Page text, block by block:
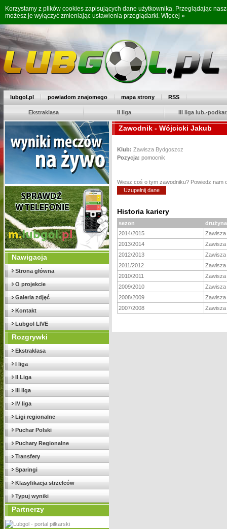
Korzystamy z plików cookies zapisujących dane użytkownika. Przeglądając
możesz je wyłączyć zmieniając ustawienia przeglądarki. Więcej »
lubgol.pl powiadom znajomego mapa strony RSS
Ekstraklasa II liga III liga lub.-
Nawigacja
Strona główna
O projekcie
Galeria zdjęć
Kontakt
Lubgol LIVE
Rozgrywki
Ekstraklasa
I liga
II Liga
III liga
IV liga
Ligi regionalne
Puchar Polski
Puchary Regionalne
Transfery
Sparingi
Klasyfikacja strzelców
Typuj wyniki
Partnerzy
Zawodnik - Wójcicki Jakub
Klub: Zawisza Bydgoszcz
Pozycja: pomocnik
Wiesz coś o tym zawodniku? Powiedz nam
Uzupełnij dane
Historia kariery
sezon
drużyna
2014/2015
2013/2014
2012/2013
2011/2012
2010/2011
2009/2010
2008/2009
2007/2008